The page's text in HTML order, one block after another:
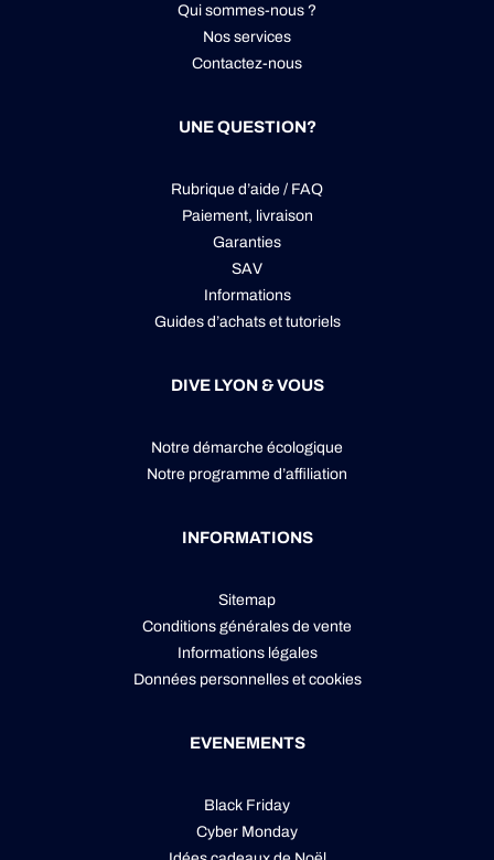
Qui sommes-nous ?
Nos services
Contactez-nous
UNE QUESTION?
Rubrique d’aide / FAQ
Paiement, livraison
Garanties
SAV
Informations
Guides d’achats et tutoriels
DIVE LYON & VOUS
Notre démarche écologique
Notre programme d’affiliation
INFORMATIONS
Sitemap
Conditions générales de vente
Informations légales
Données personnelleset cookies
EVENEMENTS
Black Friday
Cyber Monday